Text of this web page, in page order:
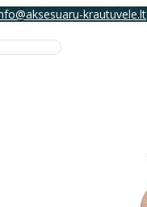
krautuvele.lt